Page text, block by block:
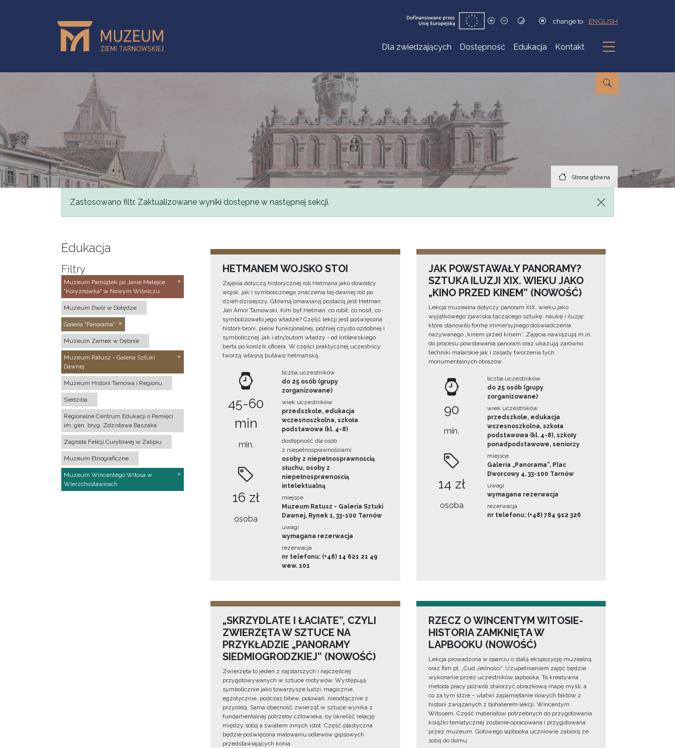
change to ENGLISH
Dla zwiedzających Dostępność Edukacja Kontakt
Podmenu
Strona główna
Komunikat
Zastosowano filtr. Zaktualizowane wyniki dostępne w następnej sekcji.
Edukacja
Filtry
Muzeum Pamiątek po Janie Matejce
"Koryznówka" w Nowym Wiśniczu
Muzeum Dwór w Dołędze
Galeria "Panorama"
Muzeum Zamek w Dębnie
Muzeum Ratusz - Galeria Sztuki
Dawnej
Muzeum Historii Tarnowa i Regionu
Siedziba
Regionalne Centrum Edukacji o Pamięci
im. gen. bryg. Zdzisława Baszaka
Zagroda Felicji Curyłowej w Zalipiu
Muzeum Etnograficzne
Muzeum Wincentego Witosa w
Wierzchosławicach
HETMANEM WOJSKO STOI
Zajęcia dotyczą historycznej roli Hetmana jako dowódcy
wojsk, jak i symbolicznego znaczenia tej dawnej roli po
dzień dzisiejszy. Główną omawianą postacią jest Hetman
Jan Amor Tarnowski. Kim był Hetman, co robił, co nosił, co
symbolizowało jego władze? Część lekcji jest poświęcona
historii broni, pierw funkcjonalnej, później czysto ozdobnej i
symbolicznej, jak i atrybutom władzy - od królewskiego
berła po kordzik oficera. W części praktycznej uczestnicy
tworzą własną buławę hetmańską.
45-60
min
min.
16 zł
osoba
liczba uczestników
do 25 osób (grupy
zorganizowane)
wiek uczestników
przedszkole, edukacja
wczesnoszkolna, szkoła
podstawowa (kl. 4-8)
dostępność dla osób
z niepełnosprawnościami
osoby z niepełnosprawnością
słuchu, osoby z
niepełnosprawnością
intelektualną
miejsce
Muzeum Ratusz - Galeria Sztuki
Dawnej, Rynek 1, 33-100 Tarnów
uwagi
wymagana rezerwacja
rezerwacja
nr telefonu: (+48) 14 621 21 49
wew. 101
JAK POWSTAWAŁY PANORAMY?
SZTUKA ILUZJI XIX. WIEKU JAKO
„KINO PRZED KINEM” (NOWOŚĆ)
Lekcja muzealna dotyczy panoram XIX. wieku jako
wyjątkowego zjawiska łączącego sztukę, naukę i iluzję,
które stanowiło formę immersyjnego doświadczenia
nazywanego „kinem przed kinem”. Zajęcia nawiązują m.in.
do procesu powstawania panoram oraz ukazują zarówno
techniki malarskie jak i zasady tworzenia tych
monumentalnych obrazów.
90
min.
14 zł
osoba
liczba uczestników
do 25 osób (grupy
zorganizowane)
wiek uczestników
przedszkole, edukacja
wczesnoszkolna, szkoła
podstawowa (kl. 4-8), szkoły
ponadpodstawowe, seniorzy
miejsce
Galeria „Panorama”, Plac
Dworcowy 4, 33-100 Tarnów
uwagi
wymagana rezerwacja
rezerwacja
nr telefonu: (+48) 784 912 326
„SKRZYDLATE I ŁACIATE”, CZYLI
ZWIERZĘTA W SZTUCE NA
PRZYKŁADZIE „PANORAMY
SIEDMIOGRODZKIEJ” (NOWOŚĆ)
Zwierzęta to jeden z najstarszych i najczęściej
przygotowywanych w sztuce motywów. Występują
symbolicznie jako towarzysze ludzi, magicznie,
egzotycznie, podczas bitew, polowań, nieodłącznie z
przyrodą. Sama obecność zwierząt w sztuce wynika z
fundamentalnej potrzeby człowieka, by określić relację
między sobą a światem innych istot. Część plastyczna
będzie poświęcona malowaniu odlewów gipsowych
przedstawiających konia.
RZECZ O WINCENTYM WITOSIE-
HISTORIA ZAMKNIĘTA W
LAPBOOKU (NOWOŚĆ)
Lekcja prowadzona w oparciu o stałą ekspozycję muzealną
oraz film pt. „Cud Jedności”. Uzupełnieniem zajęć będzie
wykonanie przez uczestników lapbooka. Ta kreatywna
metoda pracy pozwoli stworzyć obrazkową mapę myśli, a
co za tym idzie – ułatwi zapamiętanie nowych faktów z
historii związanych z bohaterem lekcji, Wincentym
Witosem. Część materiałów potrzebnych do przygotowania
książki tematycznej zostanie opracowana i przygotowana
przez muzeum. Gotowego lapbooka uczniowie zabiorą ze
sobą do domu.